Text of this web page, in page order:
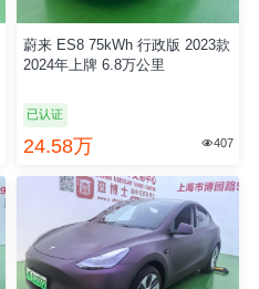
蔚来 ES8 75kWh 行政版 2023款
2024年上牌 6.8万公里
已认证
24.58万 407